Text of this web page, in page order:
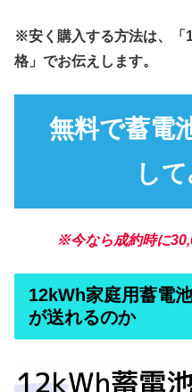
※安く購入する方法は、「
格」でお伝えします。
無料で蓄電
し
※今なら成約時に
12kWh家庭用蓄電
が送れるのか